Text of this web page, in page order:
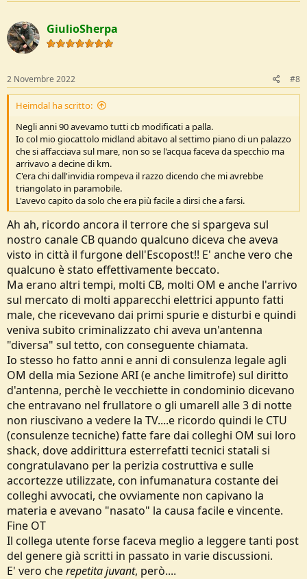
GiulioSherpa
2 Novembre 2022 #8
Heimdal ha scritto:
Negli anni 90 avevamo tutti cb modificati a palla.
Io col mio giocattolo midland abitavo al settimo piano di un palazzo
che si affacciava sul mare, non so se l'acqua faceva da specchio ma
arrivavo a decine di km.
C'era chi dall'invidia rompeva il razzo dicendo che mi avrebbe
triangolato in paramobile.
L'avevo capito da solo che era più facile a dirsi che a farsi.
Ah ah, ricordo ancora il terrore che si spargeva sul
nostro canale CB quando qualcuno diceva che aveva
visto in città il furgone dell'Escopost!! E' anche vero che
qualcuno è stato effettivamente beccato.
Ma erano altri tempi, molti CB, molti OM e anche l'arrivo
sul mercato di molti apparecchi elettrici appunto fatti
male, che ricevevano dai primi spurie e disturbi e quindi
veniva subito criminalizzato chi aveva un'antenna
"diversa" sul tetto, con conseguente chiamata.
Io stesso ho fatto anni e anni di consulenza legale agli
OM della mia Sezione ARI (e anche limitrofe) sul diritto
d'antenna, perchè le vecchiette in condominio dicevano
che entravano nel frullatore o gli umarell alle 3 di notte
non riuscivano a vedere la TV....e ricordo quindi le CTU
(consulenze tecniche) fatte fare dai colleghi OM sui loro
shack, dove addirittura esterrefatti tecnici statali si
congratulavano per la perizia costruttiva e sulle
accortezze utilizzate, con infumanatura costante dei
colleghi avvocati, che ovviamente non capivano la
materia e avevano "nasato" la causa facile e vincente.
Fine OT
Il collega utente forse faceva meglio a leggere tanti post
del genere già scritti in passato in varie discussioni.
E' vero cherepetita juvant, però....